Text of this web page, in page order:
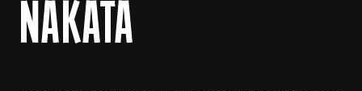
NAKATA